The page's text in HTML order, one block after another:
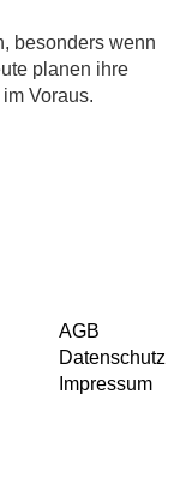
besonders wenn
planen ihre
Voraus.
AGB
Datenschutz
Impressum